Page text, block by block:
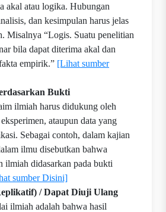
akal atau logika. Hubungan
dan kesimpulan harus jelas
Misalnya “Logis. Suatu penelitian
bila dapat diterima akal dan
empirik.” [Lihat sumber
Bukti
ilmiah harus didukung oleh
ataupun data yang
Sebagai contoh, dalam kajian
ilmu disebutkan bahwa
ilmiah didasarkan pada bukti
sumber Disini]
/ Dapat Diuji Ulang
ilmiah adalah bahwa hasil